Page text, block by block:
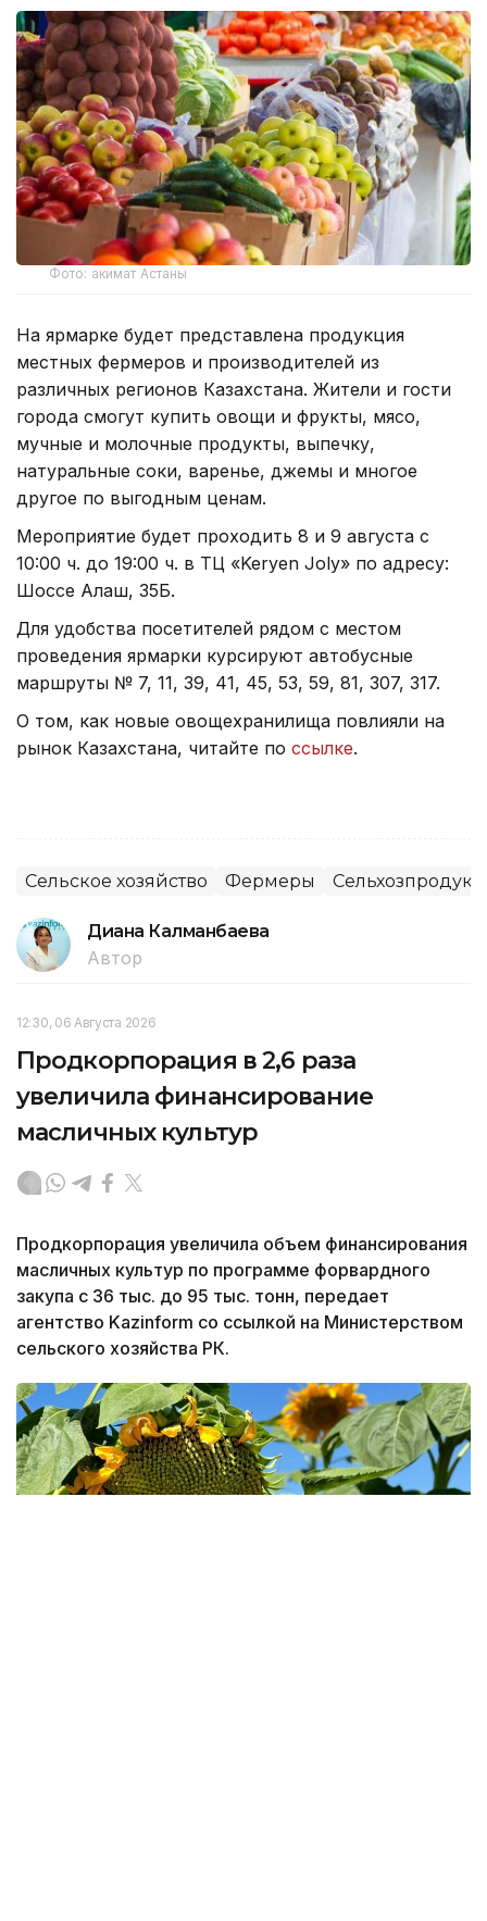
Фото: акимат Астаны
На ярмарке будет представлена продукция
местных фермеров и производителей из
различных регионов Казахстана. Жители и гости
города смогут купить овощи и фрукты, мясо,
мучные и молочные продукты, выпечку,
натуральные соки, варенье, джемы и многое
другое по выгодным ценам.
Мероприятие будет проходить 8 и 9 августа с
10:00 ч. до 19:00 ч. в ТЦ «Keryen Joly» по адресу:
Шоссе Алаш, 35Б.
Для удобства посетителей рядом с местом
проведения ярмарки курсируют автобусные
маршруты № 7, 11, 39, 41, 45, 53, 59, 81, 307, 317.
О том, как новые овощехранилища повлияли на
рынок Казахстана, читайте по ссылке.
Сельское хозяйство Фермеры
Диана Калманбаева
Автор
12:30, 06 Августа 2026
Продкорпорация в 2,6 раза
увеличила финансирование
масличных культур
Продкорпорация увеличила объем финансирования
масличных культур по программе форвардного
закупа с 36 тыс. до 95 тыс. тонн, передает
агентство Kazinform со ссылкой на Министерством
сельского хозяйства РК.